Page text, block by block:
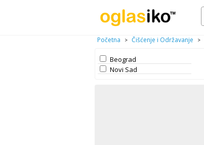
Početna > Čišćenje i Održavanje >
Beograd
Novi Sad